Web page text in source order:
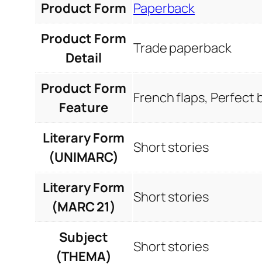
Product Form Paperback
Product Form
Detail
Trade paperback
Product Form
Feature
French flaps, Perfect
Literary Form
(UNIMARC)
Short stories
Literary Form
(MARC 21)
Short stories
Subject
(THEMA)
Short stories